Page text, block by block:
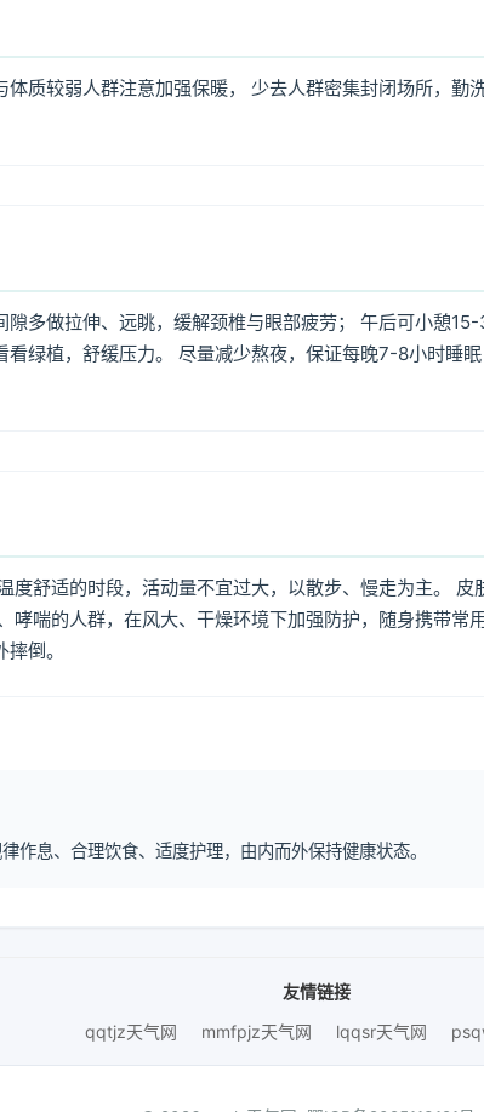
质较弱人群注意加强保暖， 少去人群密集封闭场所，勤
多做拉伸、远眺，缓解颈椎与眼部疲劳； 午后可小憩
绿植，舒缓压力。 尽量减少熬夜，保证每晚7-8小时睡
舒适的时段，活动量不宜过大，以散步、慢走为主。 皮
哮喘的人群，在风大、干燥环境下加强防护，随身携带常
倒。
息、合理饮食、适度护理，由内而外保持健康状态。
友情链接
qqtjz天气网
mmfpjz天气网 lqqsr天气网